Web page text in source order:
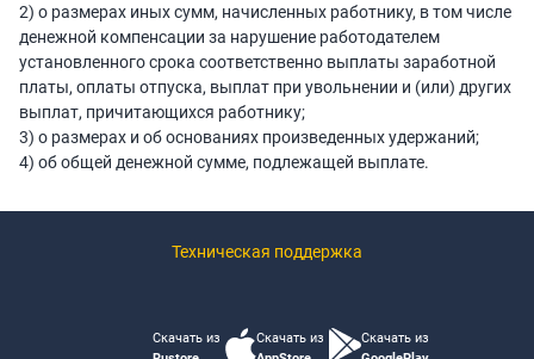
2) о размерах иных сумм, начисленных работнику, в том числе
денежной компенсации за нарушение работодателем
установленного срока соответственно выплаты заработной
платы, оплаты отпуска, выплат при увольнении и (или) других
выплат, причитающихся работнику;
3) о размерах и об основаниях произведенных удержаний;
4) об общей денежной сумме, подлежащей выплате.
Техническая поддержка
Скачать из
Скачать из
Скачать из